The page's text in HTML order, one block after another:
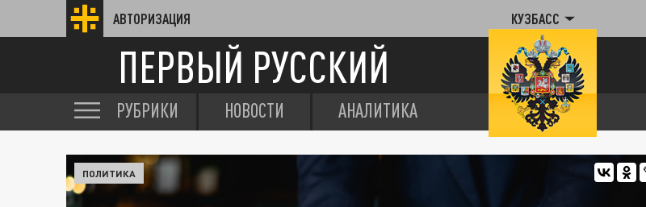
АВТОРИЗАЦИЯ КУЗБАСС
ПЕРВЫЙ РУССКИЙ
РУБРИКИ НОВОСТИ АНАЛИТИКА
ПОЛИТИКА